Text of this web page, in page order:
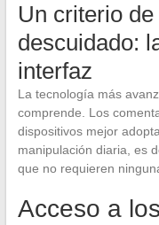
Un criterio
descuidado:
interfaz
La tecnología más
comprende. Los
dispositivos mejor
manipulación diaria, es
que no requieren
Acceso a